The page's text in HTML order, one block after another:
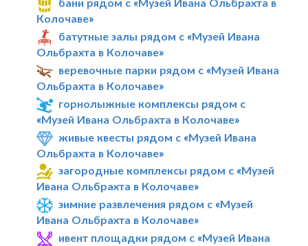
бани рядом с «Музей Ивана Ольбрахта в
Колочаве»
батутные залы рядом с «Музей Ивана
Ольбрахта в Колочаве»
веревочные парки рядом с «Музей Ивана
Ольбрахта в Колочаве»
горнолыжные комплексы рядом с
«Музей Ивана Ольбрахта в Колочаве»
живые квесты рядом с «Музей Ивана
Ольбрахта в Колочаве»
загородные комплексы рядом с «Музей
Ивана Ольбрахта в Колочаве»
зимние развлечения рядом с «Музей
Ивана Ольбрахта в Колочаве»
ивент площадки рядом с «Музей Ивана